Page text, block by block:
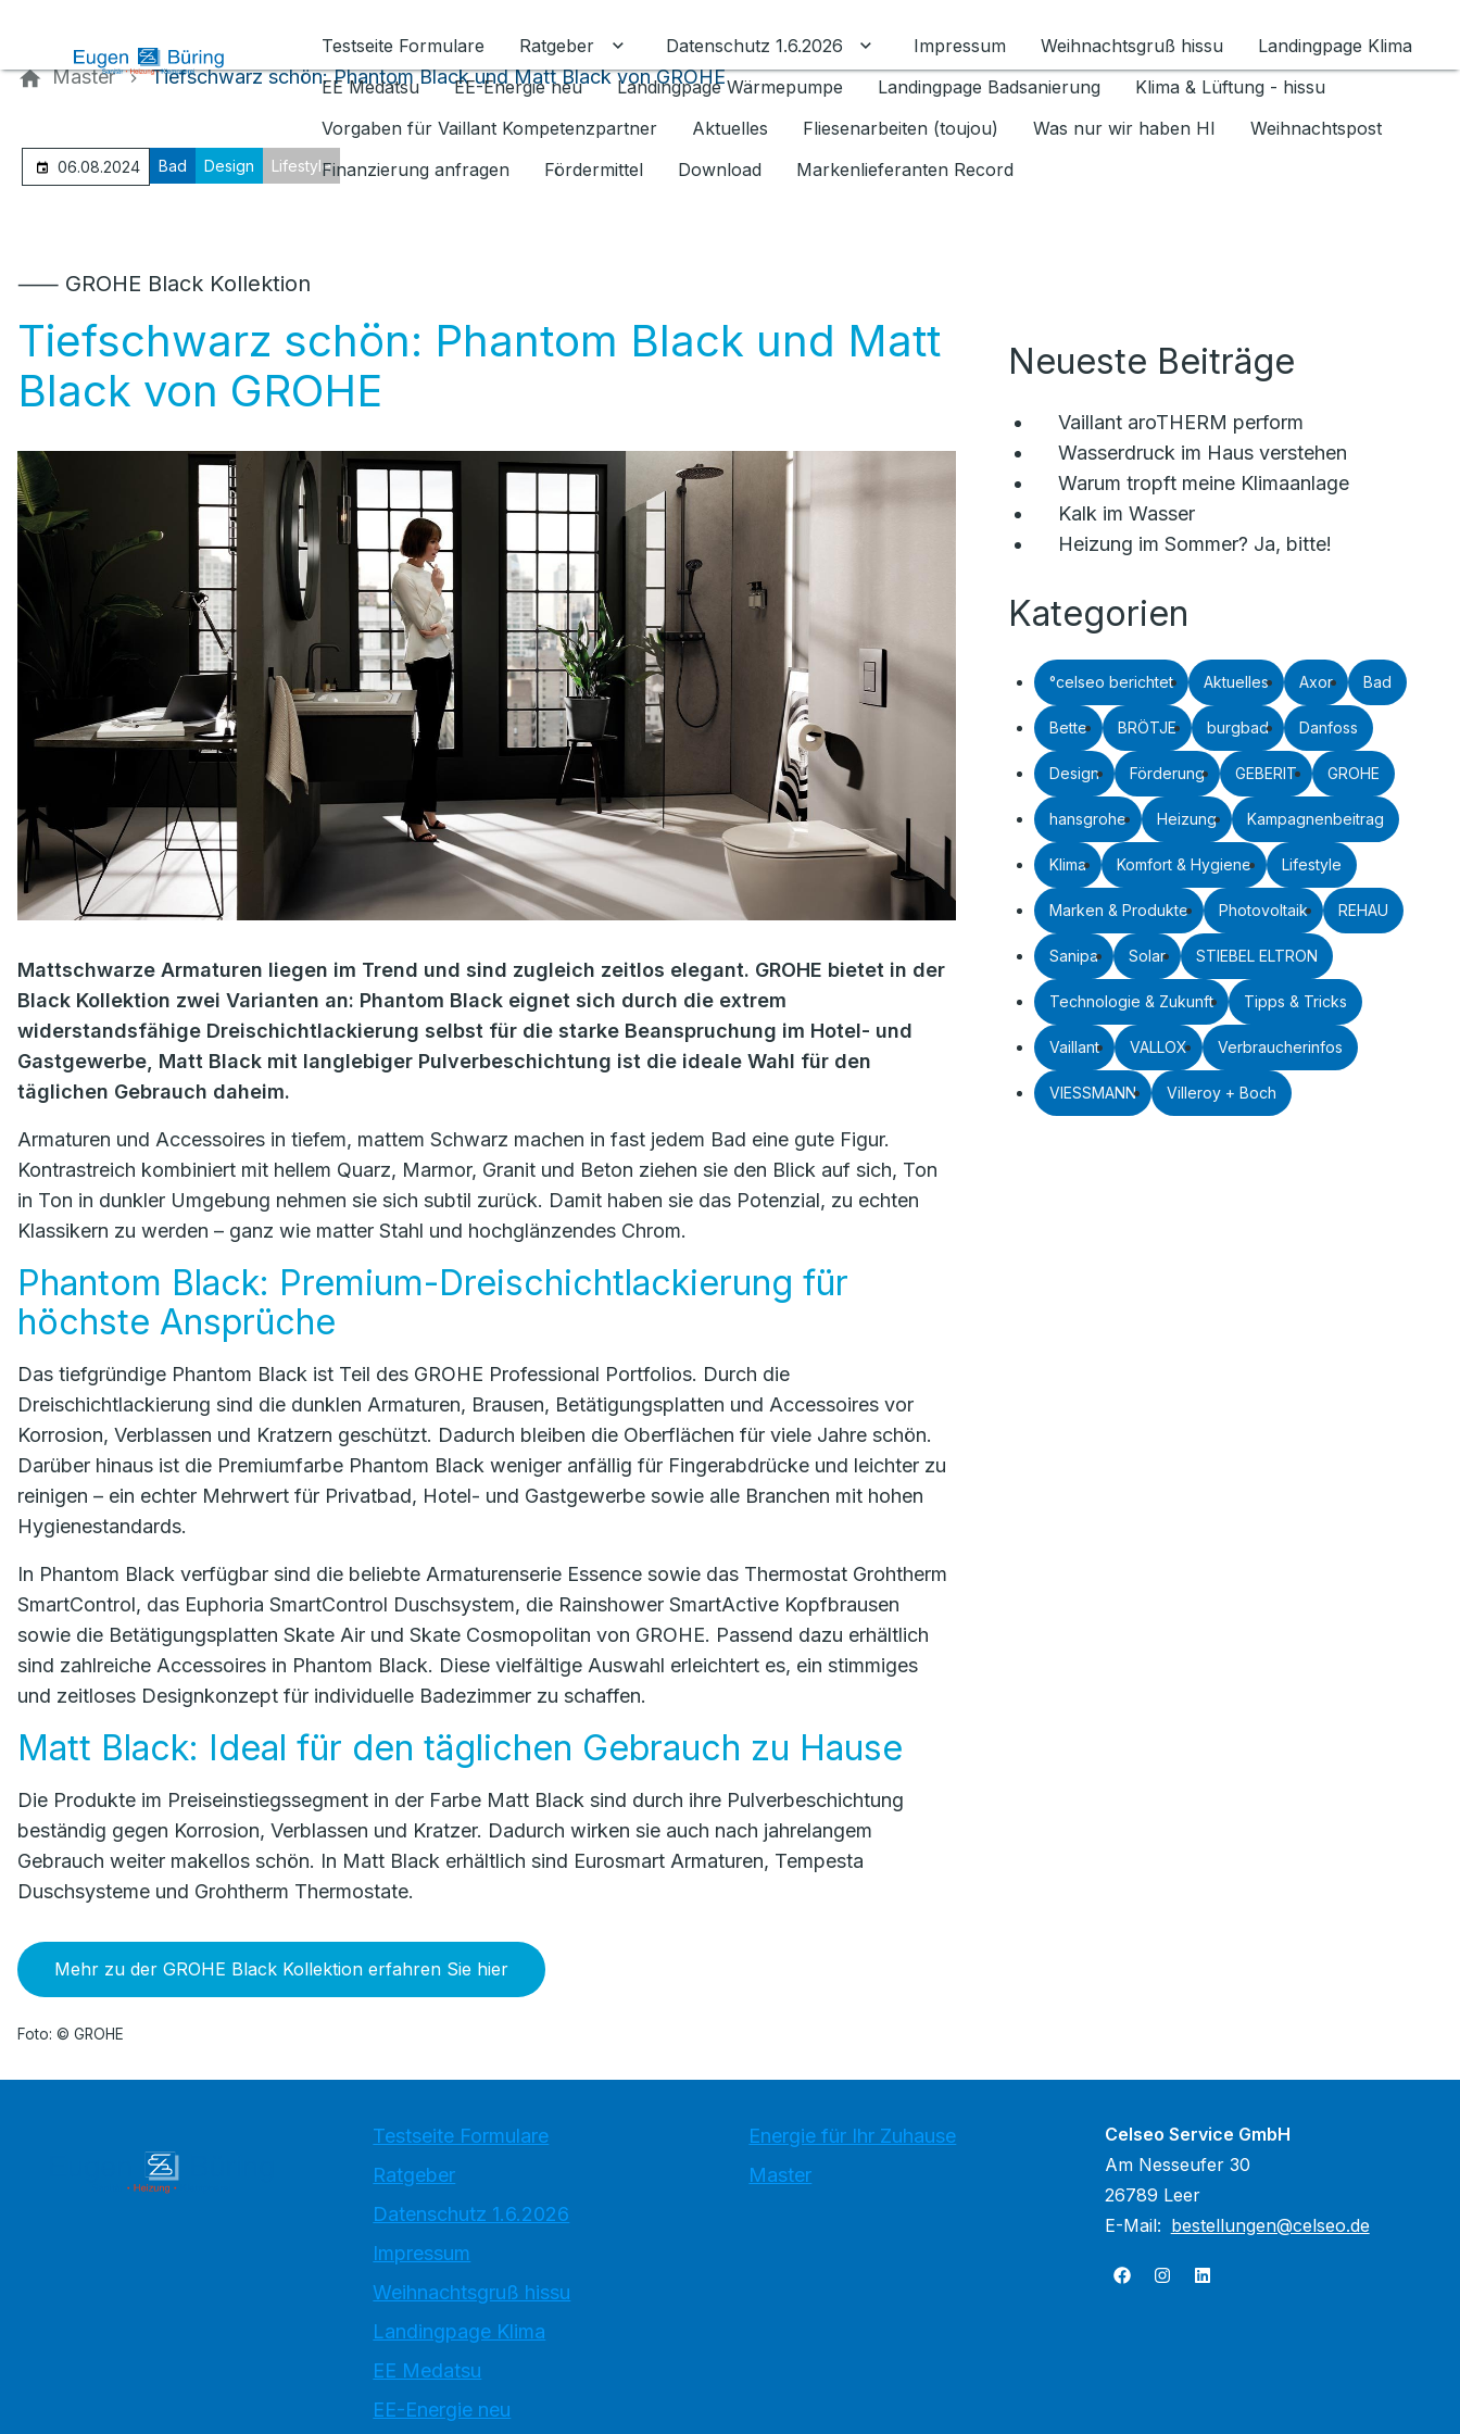
Testseite Formulare
Ratgeber Untermenü für Ratgeber umschalten
Datenschutz 1.6.2026 Untermenü für Datenschutz 1.6.2026 umschalten
Impressum Weihnachtsgruß hissu
Landingpage Klima
EE Medatsu
EE-Energie neu Landingpage Wärmepumpe Landingpage Badsanierung
Klima & Lüftung - hissu
Vorgaben für Vaillant Kompetenzpartner
Aktuelles Fliesenarbeiten (toujou) Was nur wir haben HI
Weihnachtspost
Finanzierung anfragen
Fördermittel Download Markenlieferanten Record
Master Tiefschwarz schön: Phantom Black und Matt Black von GROHE
06.08.2024 Bad Design Lifestyle
⸺ GROHE Black Kollektion
Tiefschwarz schön: Phantom Black und Matt
Black von GROHE
Mattschwarze Armaturen liegen im Trend und sind zugleich zeitlos elegant. GROHE bietet in der
Black Kollektion zwei Varianten an: Phantom Black eignet sich durch die extrem
widerstandsfähige Dreischichtlackierung selbst für die starke Beanspruchung im Hotel- und
Gastgewerbe, Matt Black mit langlebiger Pulverbeschichtung ist die ideale Wahl für den
täglichen Gebrauch daheim.
Armaturen und Accessoires in tiefem, mattem Schwarz machen in fast jedem Bad eine gute Figur.
Kontrastreich kombiniert mit hellem Quarz, Marmor, Granit und Beton ziehen sie den Blick auf sich, Ton
in Ton in dunkler Umgebung nehmen sie sich subtil zurück. Damit haben sie das Potenzial, zu echten
Klassikern zu werden – ganz wie matter Stahl und hochglänzendes Chrom.
Phantom Black: Premium-Dreischichtlackierung für
höchste Ansprüche
Das tiefgründige Phantom Black ist Teil des GROHE Professional Portfolios. Durch die
Dreischichtlackierung sind die dunklen Armaturen, Brausen, Betätigungsplatten und Accessoires vor
Korrosion, Verblassen und Kratzern geschützt. Dadurch bleiben die Oberflächen für viele Jahre schön.
Darüber hinaus ist die Premiumfarbe Phantom Black weniger anfällig für Fingerabdrücke und leichter zu
reinigen – ein echter Mehrwert für Privatbad, Hotel- und Gastgewerbe sowie alle Branchen mit hohen
Hygienestandards.
In Phantom Black verfügbar sind die beliebte Armaturenserie Essence sowie das Thermostat Grohtherm
SmartControl, das Euphoria SmartControl Duschsystem, die Rainshower SmartActive Kopfbrausen
sowie die Betätigungsplatten Skate Air und Skate Cosmopolitan von GROHE. Passend dazu erhältlich
sind zahlreiche Accessoires in Phantom Black. Diese vielfältige Auswahl erleichtert es, ein stimmiges
und zeitloses Designkonzept für individuelle Badezimmer zu schaffen.
Matt Black: Ideal für den täglichen Gebrauch zu Hause
Die Produkte im Preiseinstiegssegment in der Farbe Matt Black sind durch ihre Pulverbeschichtung
beständig gegen Korrosion, Verblassen und Kratzer. Dadurch wirken sie auch nach jahrelangem
Gebrauch weiter makellos schön. In Matt Black erhältlich sind Eurosmart Armaturen, Tempesta
Duschsysteme und Grohtherm Thermostate.
Mehr zu der GROHE Black Kollektion erfahren Sie hier
Foto: © GROHE
Neueste Beiträge
Vaillant aroTHERM perform
Wasserdruck im Haus verstehen
Warum tropft meine Klimaanlage
Kalk im Wasser
Heizung im Sommer? Ja, bitte!
Kategorien
°celseo berichtet Aktuelles Axor Bad
Bette BRÖTJE burgbad Danfoss
Design Förderung GEBERIT GROHE
hansgrohe Heizung Kampagnenbeitrag
Klima Komfort & Hygiene Lifestyle
Marken & Produkte Photovoltaik REHAU
Sanipa Solar STIEBEL ELTRON
Technologie & Zukunft Tipps & Tricks
Vaillant VALLOX Verbraucherinfos
VIESSMANN Villeroy + Boch
Testseite Formulare
Ratgeber
Datenschutz 1.6.2026
Impressum
Weihnachtsgruß hissu
Landingpage Klima
EE Medatsu
EE-Energie neu
Energie für Ihr Zuhause
Master
Celseo Service GmbH
Am Nesseufer 30
26789 Leer
E-Mail: bestellungen@celseo.de